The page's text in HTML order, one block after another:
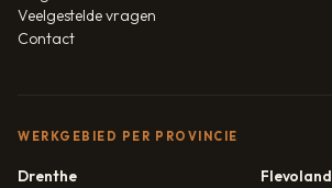
Veelgestelde vragen
Contact
WERKGEBIED PER PROVINCIE
Drenthe Flevoland